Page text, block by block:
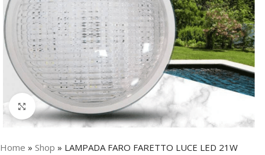
Click to enlarge
Home » Shop » LAMPADA FARO FARETTO LUCE LED 21W